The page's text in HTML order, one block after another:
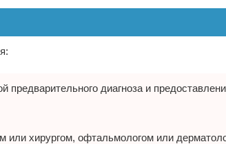
диагноза и
или хирургом, офтальмологом или